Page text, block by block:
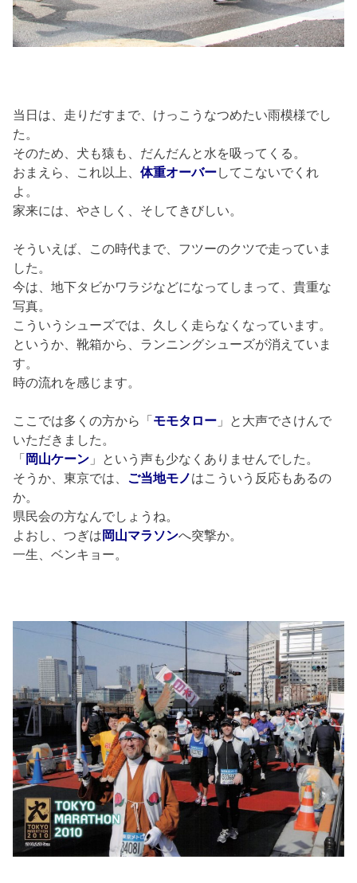
当日は、走りだすまで、けっこうなつめたい雨模様でし
た。
そのため、犬も猿も、だんだんと水を吸ってくる。
おまえら、これ以上、体重オーバーしてこないでくれ
よ。
家来には、やさしく、そしてきびしい。
そういえば、この時代まで、フツーのクツで走っていま
した。
今は、地下タビかワラジなどになってしまって、貴重な
写真。
こういうシューズでは、久しく走らなくなっています。
というか、靴箱から、ランニングシューズが消えていま
す。
時の流れを感じます。
ここでは多くの方から「モモタロー 」と大声でさけんで
いただきました。
「 岡山ケーン 」という声も少なくありませんでした。
そうか、東京では、 ご当地モノはこういう反応もあるの
か。
県民会の方なんでしょうね。
よおし、つぎは 岡山マラソンへ突撃か。
一生、ベンキョー。